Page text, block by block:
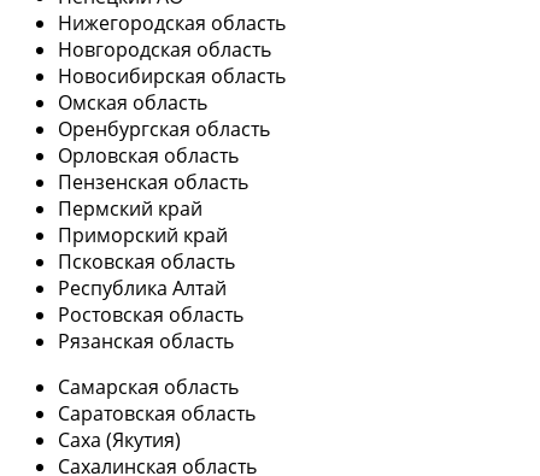
Нижегородская область
Новгородская область
Новосибирская область
Омская область
Оренбургская область
Орловская область
Пензенская область
Пермский край
Приморский край
Псковская область
Республика Алтай
Ростовская область
Рязанская область
Самарская область
Саратовская область
Саха (Якутия)
Сахалинская область